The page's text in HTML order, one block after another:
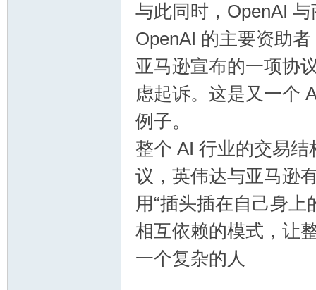
与此同时，OpenAI
OpenAI 的主要资助
亚马逊宣布的一项协
虑起诉。这是又一个
例子。
整个 AI 行业的交易
议，英伟达与亚马逊
用“插头插在自己身
相互依赖的模式，让
一个复杂的人